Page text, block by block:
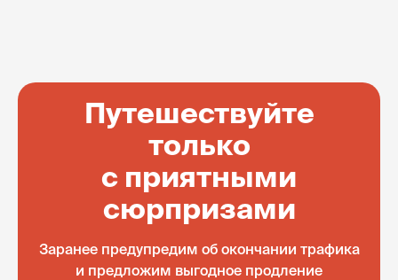
Путешествуйте
только
с приятными
сюрпризами
Заранее предупредим об окончании трафика
и предложим выгодное продление